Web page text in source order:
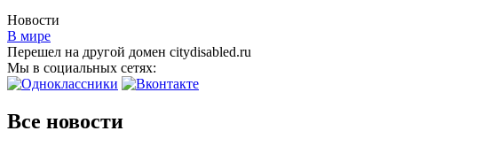
Новости
В мире
Перешел на другой домен citydisabled.ru
Мы в социальных сетях:
Все новости